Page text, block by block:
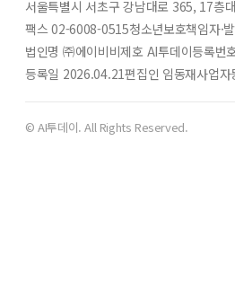
서울특별시 서초구 강남대로 365, 17층
팩스 02-6008-0515청소년보호책임자·
법인명 ㈜에이비비제호 AI투데이등록번
등록일 2026.04.21편집인 임동재사업
© AI투데이. All Rights Reserved.